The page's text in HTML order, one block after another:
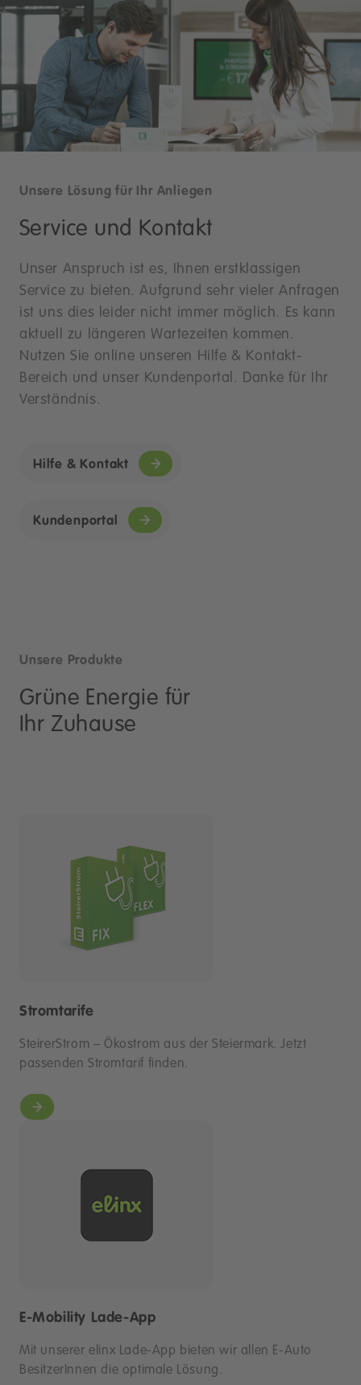
Unsere Lösung für Ihr Anliegen
Service und Kontakt
Unser Anspruch ist es, Ihnen erstklassigen
Service zu bieten. Aufgrund sehr vieler Anfragen
ist uns dies leider nicht immer möglich. Es kann
aktuell zu längeren Wartezeiten kommen.
Nutzen Sie online unseren Hilfe & Kontakt-
Bereich und unser Kundenportal. Danke für Ihr
Verständnis.
Hilfe & Kontakt
Kundenportal
Unsere Produkte
Grüne Energie für
Ihr Zuhause
Stromtarife
SteirerStrom – Ökostrom aus der Steiermark. Jetzt
passenden Stromtarif finden.
E-Mobility Lade-App
Mit unserer elinx Lade-App bieten wir allen E-Auto
BesitzerInnen die optimale Lösung.